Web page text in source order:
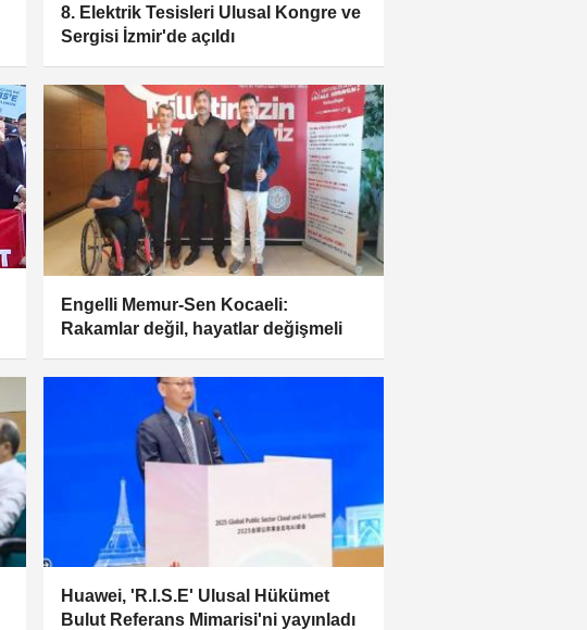
8. Elektrik Tesisleri Ulusal Kongre ve
Sergisi İzmir'de açıldı
Engelli Memur-Sen Kocaeli:
Rakamlar değil, hayatlar değişmeli
Huawei, 'R.I.S.E' Ulusal Hükümet
Bulut Referans Mimarisi'ni yayınladı